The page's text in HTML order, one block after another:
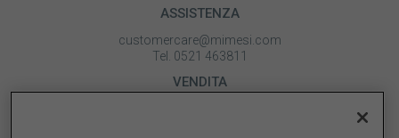
ASSISTENZA
customercare@mimesi.com
Tel. 0521 463811
VENDITA